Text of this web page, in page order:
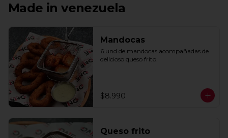
Made in venezuela
Mandocas
6 und de mandocas acompañadas de
delicioso queso frito.
$8.990
Queso frito